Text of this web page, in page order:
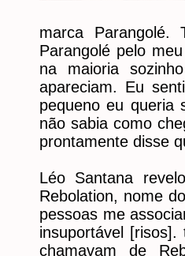
marca Parangolé.
Parangolé pelo
na maioria
apareciam. Eu
pequeno eu queria
não sabia como
prontamente disse
Léo Santana
Rebolation, nome
pessoas me
insuportável
chamavam de